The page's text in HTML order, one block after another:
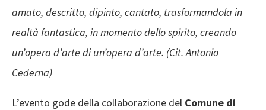
amato, descritto, dipinto, cantato, trasformandola in
realtà fantastica, in momento dello spirito, creando
un’opera d’arte di un’opera d’arte. (Cit. Antonio
Cederna)
L’evento gode della collaborazione del Comune di